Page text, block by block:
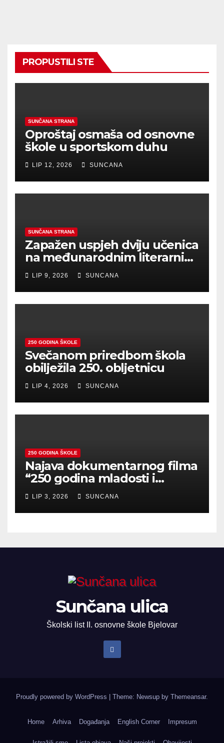
PROPUSTILI STE
SUNČANA STRANA
Oproštaj osmaša od osnovne
škole u sportskom duhu
LIP 12, 2026 SUNCANA
SUNČANA STRANA
Zapažen uspjeh dviju učenica
na međunarodnim literarnim
natječajima
LIP 9, 2026 SUNCANA
250 GODINA ŠKOLE
Svečanom priredbom škola
obilježila 250. obljetnicu
LIP 4, 2026 SUNCANA
250 GODINA ŠKOLE
Najava dokumentarnog filma
“250 godina mladosti i
zajedništva”
LIP 3, 2026 SUNCANA
Sunčana ulica
Školski list II. osnovne škole Bjelovar
Proudly powered by WordPress Theme: Newsup by Themeansar.
Home Arhiva Događanja English Corner Impresum